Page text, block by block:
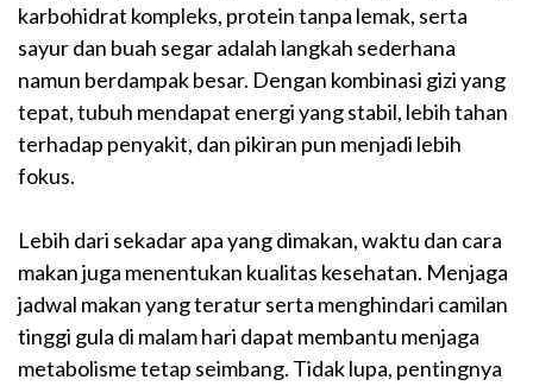
karbohidrat kompleks, protein tanpa lemak, serta
sayur dan buah segar adalah langkah sederhana
namun berdampak besar. Dengan kombinasi gizi yang
tepat, tubuh mendapat energi yang stabil, lebih tahan
terhadap penyakit, dan pikiran pun menjadi lebih
fokus.
Lebih dari sekadar apa yang dimakan, waktu dan cara
makan juga menentukan kualitas kesehatan. Menjaga
jadwal makan yang teratur serta menghindari camilan
tinggi gula di malam hari dapat membantu menjaga
metabolisme tetap seimbang. Tidak lupa, pentingnya